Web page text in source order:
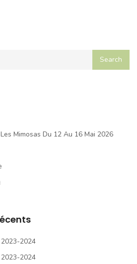
Mimosas Du 12 Au 16 Mai 2026
2024
2024